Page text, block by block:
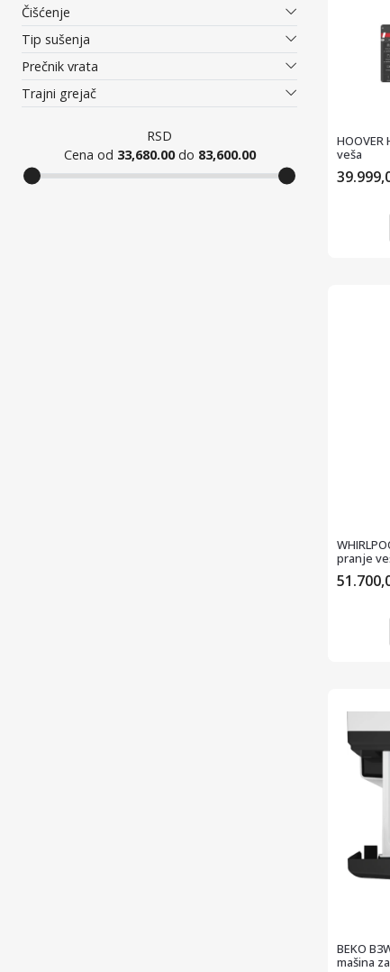
Čišćenje
Tip sušenja
Prečnik vrata
Trajni grejač
RSD
Cena od 33,680.00do 83,600.00
HOOVER
veša
pranje
BEKO
mašina